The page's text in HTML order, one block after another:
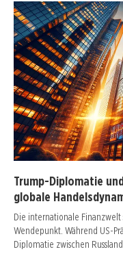
Trump-Diplomatie
globale
Die internationale
Wendepunkt. Während US-
Diplomatie zwischen Russland…